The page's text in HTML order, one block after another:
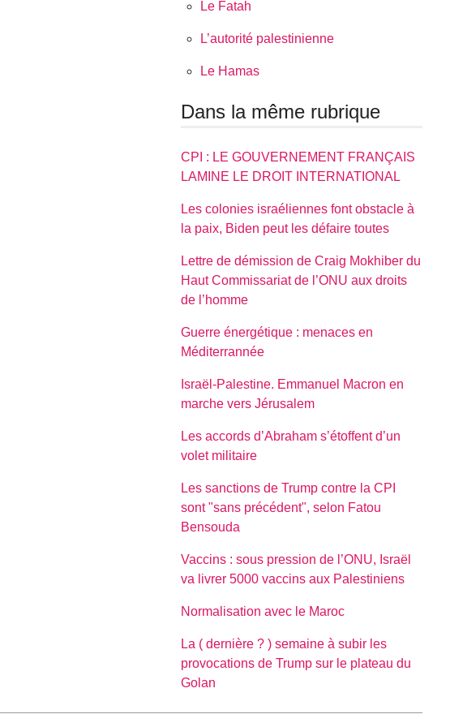
Le Fatah
L’autorité palestinienne
Le Hamas
Dans la même rubrique
CPI : LE GOUVERNEMENT FRANÇAIS
LAMINE LE DROIT INTERNATIONAL
Les colonies israéliennes font obstacle à
la paix, Biden peut les défaire toutes
Lettre de démission de Craig Mokhiber du
Haut Commissariat de l’ONU aux droits
de l’homme
Guerre énergétique : menaces en
Méditerrannée
Israël-Palestine. Emmanuel Macron en
marche vers Jérusalem
Les accords d’Abraham s’étoffent d’un
volet militaire
Les sanctions de Trump contre la CPI
sont "sans précédent", selon Fatou
Bensouda
Vaccins : sous pression de l’ONU, Israël
va livrer 5000 vaccins aux Palestiniens
Normalisation avec le Maroc
La ( dernière ? ) semaine à subir les
provocations de Trump sur le plateau du
Golan